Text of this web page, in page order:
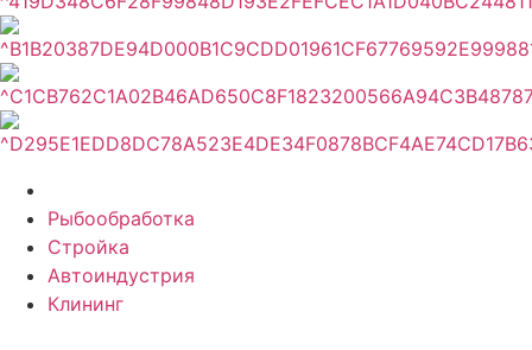
Рыбообработка
Стройка
Автоиндустрия
Клининг